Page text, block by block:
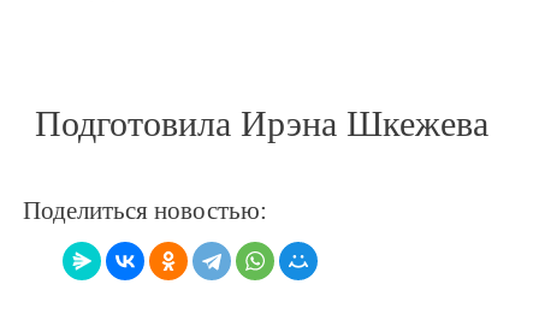
Подготовила Ирэна Шкежева
Поделиться новостью: